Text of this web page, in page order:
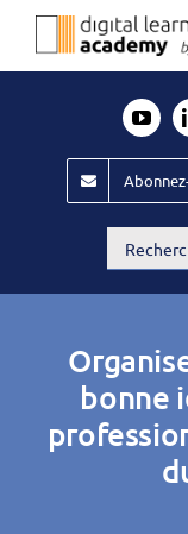
Passer
Évènements ILDI
Offres d’emploi
Publiez
Contact
bonne